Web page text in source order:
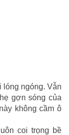
lóng ngóng. Vẫn
gợn sóng của
không cầm ô
coi trọng bề